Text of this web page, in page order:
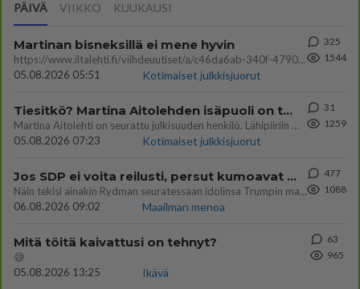
PÄIVÄ VIIKKO KUUKAUSI
Martinan bisneksillä ei mene hyvin
https://www.iltalehti.fi/viihdeuutiset/a/c46da6ab-340f-4790-aaa7-0865eed2336 Yrityksen konkurssihakemus on tullut kärä
05.08.2026 05:51
Kotimaiset julkkisjuorut
325
1544
Tiesitkö? Martina Aitolehden isäpuoli on tämä suosittu laulaja
Martina Aitolehti on seurattu julkisuuden henkilö. Lähipiiriin mahtuu muitakin tunnettuja henkilöitä. Tiesitkö, että Ma
05.08.2026 07:23
Kotimaiset julkkisjuorut
31
1259
Jos SDP ei voita reilusti, persut kumoavat demokratian Suomesta
Näin tekisi ainakin Rydman seuratessaan idolinsa Trumpin mallia https://www.is.fi/politiikka/art-2000012187244.html
06.08.2026 09:02
Maailman menoa
477
1088
Mitä töitä kaivattusi on tehnyt?
😅
05.08.2026 13:25
Ikävä
63
965